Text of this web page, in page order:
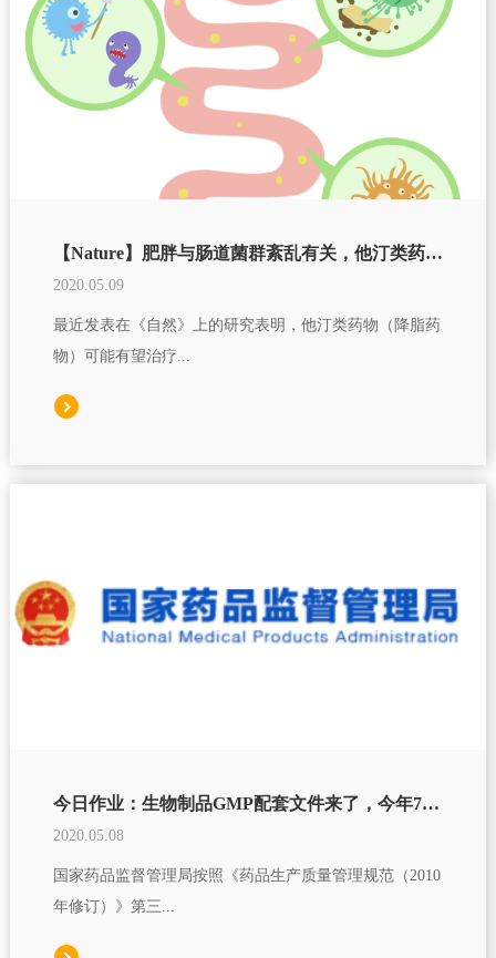
【Nature】肥胖与肠道菌群紊乱有关，他汀类药物有望治疗肠道菌群紊乱
2020.05.09
最近发表在《自然》上的研究表明，他汀类药物（降脂药
物）可能有望治疗...
今日作业：生物制品GMP配套文件来了，今年7月1日施行！
2020.05.08
国家药品监督管理局按照《药品生产质量管理规范（2010
年修订）》第三...